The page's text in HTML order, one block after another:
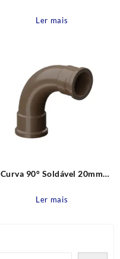
Ler mais
Curva 90° Soldável 20mm
Ler mais